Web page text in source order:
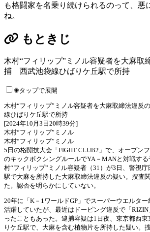
も格闘家を名乗り続けられるのって、悪
ね。
もときじ
木村“フィリップ”ミノル容疑者を大麻取
捕 西武池袋線ひばりケ丘駅で所持
✙タップで展開
木村“フィリップ”ミノル容疑者を大麻取締法違
線ひばりケ丘駅で所持
[2024年10月3日20時39分]
木村“フィリップ”ミノル
木村“フィリップ”ミノル
5日の格闘技大会「FIGHT CLUB2」で、オープン
のキックボクシングルールでYA－MANと対戦す
村“フィリップ”ミノル容疑者（31）が3日、警視庁
駅で大麻を所持した大麻取締法違反の疑い。捜査
た。認否を明らかにしていない。
20年に「K－1ワールドGP」でスーパーウエルタ
活躍していたが、最近はドーピング違反で「
ったこともあった。逮捕容疑は1日夜、東京都西
りケ丘駅で、大麻を含む植物片を所持した疑い。